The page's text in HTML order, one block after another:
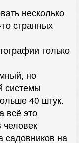
несколько
странных
только
но
системы
40 штук.
всё это
человек
садовников на